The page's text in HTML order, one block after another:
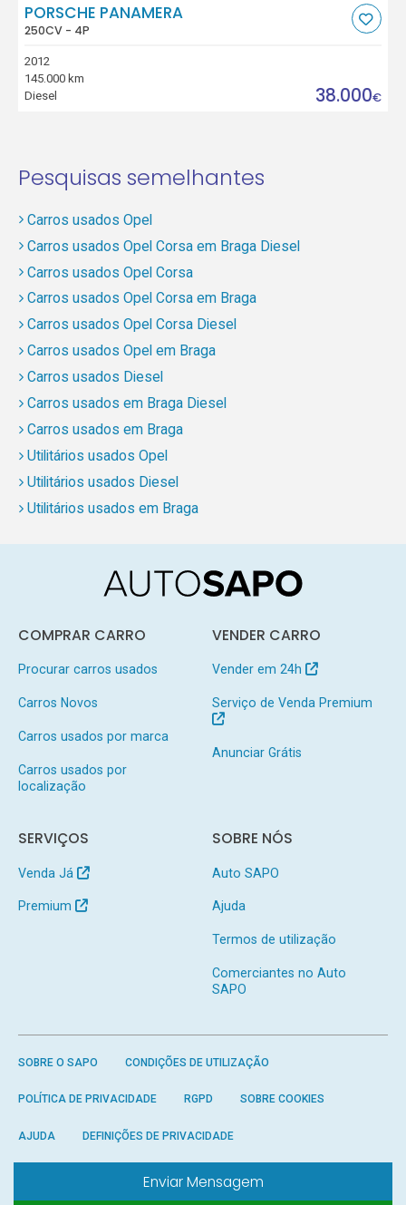
Enviar Mensagem
PORSCHE PANAMERA
250CV - 4P
2012
145.000 km
Diesel
38.000€
Pesquisas semelhantes
Carros usados Opel
Carros usados Opel Corsa em Braga Diesel
Carros usados Opel Corsa
Carros usados Opel Corsa em Braga
Carros usados Opel Corsa Diesel
Carros usados Opel em Braga
Carros usados Diesel
Carros usados em Braga Diesel
Carros usados em Braga
Utilitários usados Opel
Utilitários usados Diesel
Utilitários usados em Braga
COMPRAR CARRO
Procurar carros usados
Carros Novos
Carros usados por marca
Carros usados por
localização
VENDER CARRO
Vender em 24h
Serviço de Venda Premium
Anunciar Grátis
SERVIÇOS
Venda Já
Premium
SOBRE NÓS
Auto SAPO
Ajuda
Termos de utilização
Comerciantes no Auto
SAPO
SOBRE O SAPO CONDIÇÕES DE UTILIZAÇÃO
POLÍTICA DE PRIVACIDADE RGPD SOBRE COOKIES
AJUDA DEFINIÇÕES DE PRIVACIDADE